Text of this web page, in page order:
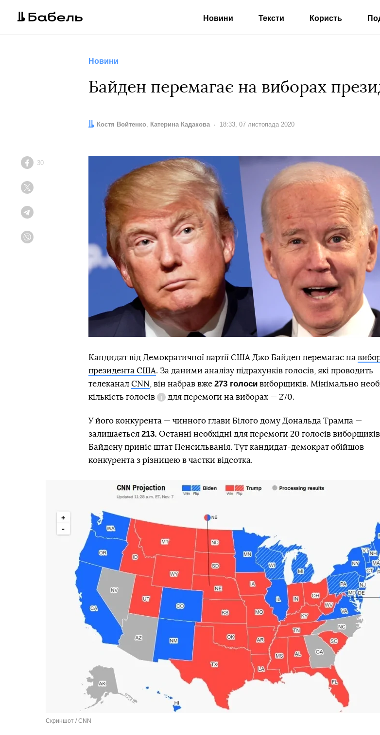
Новини Тексти Користь
Новини
Байден перемагає на виборах
Автори:
Костя Войтенко, Катерина Кадакова Дата:
18:33, 07 листопада 2020
Facebook
30
Кандидат від Демократичної партії США Джо Байден перемагає на
президента США. За даними аналізу підрахунків голосів, які проводить
телеканал CNN , він набрав вже 273 голоси виборщиків. Мінімально
кількість голосів
Довідка
для перемоги на виборах — 270.
У його конкурента — чинного глави Білого дому Дональда Трампа —
залишається 213. Останні необхідні для перемоги 20 голосів виборщиків
Байдену приніс штат Пенсильванія. Тут кандидат-демократ обійшов
конкурента з різницею в частки відсотка.
Скриншот / CNN